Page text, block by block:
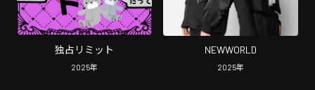
独占リミット
2025年
NEWWORLD
2025年